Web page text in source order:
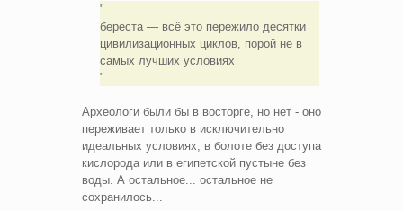
береста — всё это пережило десятки
цивилизационных циклов, порой не в
самых лучших условиях
Археологи были бы в восторге, но нет - оно
переживает только в исключительно
идеальных условиях, в болоте без доступа
кислорода или в египетской пустыне без
воды. А остальное... остальное не
сохранилось...